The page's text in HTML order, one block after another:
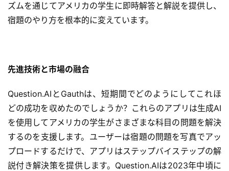
ズムを通じてアメリカの学生に即時解答と解説を提供し、
宿題のやり方を根本的に変えています。
先進技術と市場の融合
Question.AIとGauthは、短期間でどのようにしてこれほ
どの成功を収めたのでしょうか？これらのアプリは生成AI
を使用してアメリカの学生がさまざまな科目の問題を解決
するのを支援します。ユーザーは宿題の問題を写真でアッ
プロードするだけで、アプリはステップバイステップの解
説付き解決策を提供します。Question.AIは2023年中頃に